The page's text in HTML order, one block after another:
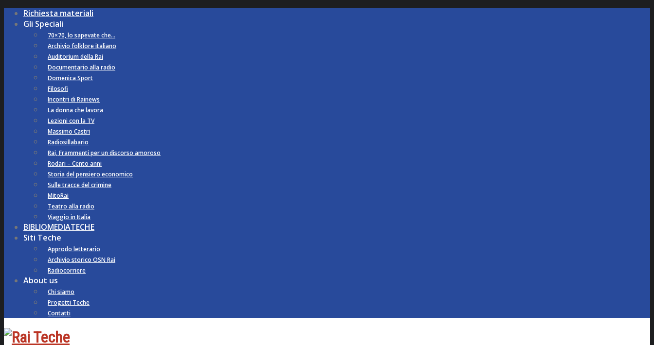
Richiesta materiali
Gli Speciali
70×70, lo sapevate che…
Archivio folklore italiano
Auditorium della Rai
Documentario alla radio
Domenica Sport
Filosofi
Incontri di Rainews
La donna che lavora
Lezioni con la TV
Massimo Castri
Radiosillabario
Rai, Frammenti per un discorso amoroso
Rodari – Cento anni
Storia del pensiero economico
Sulle tracce del crimine
MitoRai
Teatro alla radio
Viaggio in Italia
BIBLIOMEDIATECHE
Siti Teche
Approdo letterario
Archivio storico OSN Rai
Radiocorriere
About us
Chi siamo
Progetti Teche
Contatti